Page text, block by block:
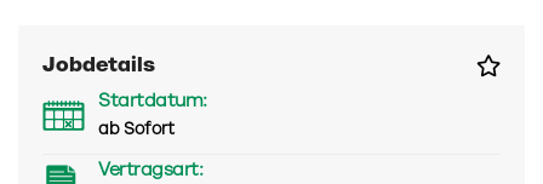
Jobdetails
Startdatum:
ab Sofort
Vertragsart: